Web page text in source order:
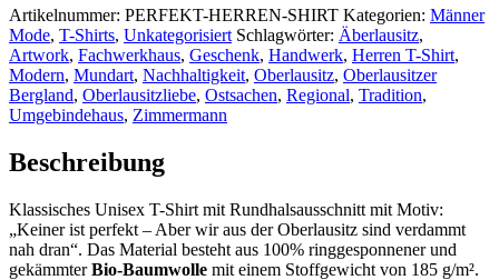
Shirt
Menge
Artikelnummer: PERFEKT-HERREN-SHIRT Kategorien: Männer
Mode, T-Shirts, Unkategorisiert Schlagwörter: Äberlausitz,
Artwork, Fachwerkhaus, Geschenk, Handwerk, Herren T-Shirt,
Modern, Mundart, Nachhaltigkeit, Oberlausitz, Oberlausitzer
Bergland, Oberlausitzliebe, Ostsachen, Regional, Tradition,
Umgebindehaus, Zimmermann
Beschreibung
Klassisches Unisex T-Shirt mit Rundhalsausschnitt mit Motiv:
„Keiner ist perfekt – Aber wir aus der Oberlausitz sind verdammt
nah dran“. Das Material besteht aus 100% ringgesponnener und
gekämmterBio-Baumwolle mit einem Stoffgewicht von 185 g/m².